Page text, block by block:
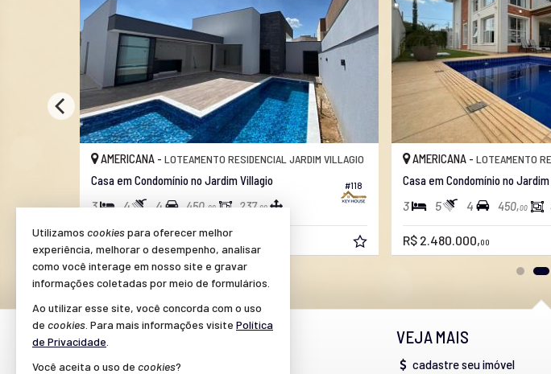
#387
AMERICANA -LOTEAMENTO RESIDENCIAL JARDIM VILLAGIO
Casa em Condomínio no Jardim Villagio
4 5 4 450,00 296,00
R$ 2.995.900,
AMERICANA -LOTEAMENTO
Casa em Condomínio no
4 5 4 450,00
R$ 2.995.990,00
FALE CONOSCO
(19) 9.9127-3787 (WhatsApp)
VEJA MAIS
cadastre seu imóvel
Utilizamos cookiespara oferecer melhor
experiência, melhorar o desempenho, analisar
como você interage em nosso site e gravar
informações coletadas por meio de formulários.
Ao utilizar esse site, você concorda com o uso
de cookies . Para mais informações visite Política
de Privacidade
Você aceita o uso de cookies?